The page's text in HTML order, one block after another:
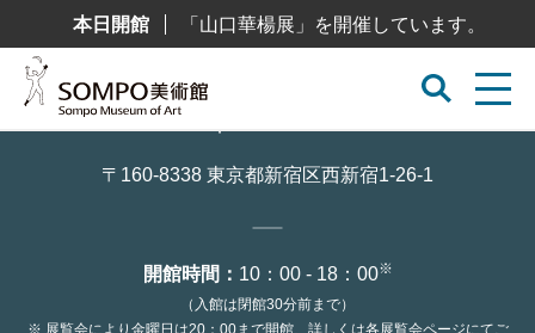
テ
本日開館 「山口華楊展」を開催しています。
〒160-8338 東京都新宿区西新宿1-26-1
開館時間： 10：00 - 18：00※
（入館は閉館30分前まで）